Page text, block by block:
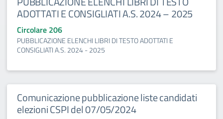
ADOTTATI E CONSIGLIATI A.S. 2024 – 2025
Circolare 206
PUBBLICAZIONE ELENCHI LIBRI DI TESTO ADOTTATI E
CONSIGLIATI A.S. 2024 - 2025
Comunicazione pubblicazione liste candidati
elezioni CSPI del 07/05/2024